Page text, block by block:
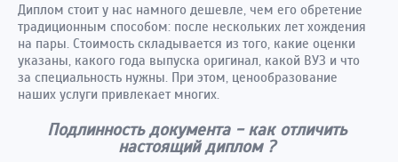
Диплом стоит у нас намного дешевле, чем его обретение
традиционным способом: после нескольких лет хождения
на пары. Стоимость складывается из того, какие оценки
указаны, какого года выпуска оригинал, какой ВУЗ и что
за специальность нужны. При этом, ценообразование
наших услуги привлекает многих
Подлинность документа - как отличить
настоящий диплом ?